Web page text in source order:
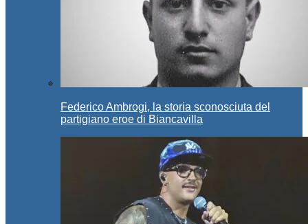
Federico Ambrogi, la storia sconosciuta del
partigiano eroe di Biancavilla